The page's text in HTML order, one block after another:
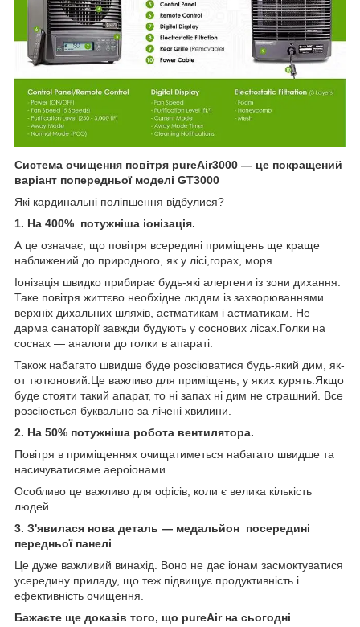
Система очищення повітря pureAir3000 — це покращений
варіант попередньої моделі GT3000
Які кардинальні поліпшення відбулися?
1. На 400% потужніша іонізація.
А це означає, що повітря всередині приміщень ще краще
наближений до природного, як у лісі,горах, моря.
Іонізація швидко прибирає будь-які алергени із зони дихання.
Таке повітря життєво необхідне людям із захворюваннями
верхніх дихальних шляхів, астматикам і астматикам. Не
дарма санаторії завжди будують у соснових лісах.Голки на
соснах — аналоги до голки в апараті.
Також набагато швидше буде розсіюватися будь-який дим, як-
от тютюновий.Це важливо для приміщень, у яких курять.Якщо
буде стояти такий апарат, то ні запах ні дим не страшний. Все
розсіюється буквально за лічені хвилини.
2. На 50% потужніша робота вентилятора.
Повітря в приміщеннях очищатиметься набагато швидше та
насичуватисяме аероіонами.
Особливо це важливо для офісів, коли є велика кількість
людей.
3. З'явилася нова деталь — медальйон посередині
передньої панелі
Це дуже важливий винахід. Воно не дає іонам засмоктуватися
усередину приладу, що теж підвищує продуктивність і
ефективність очищення.
Бажаєте ще доказів того, що pureAir на сьогодні